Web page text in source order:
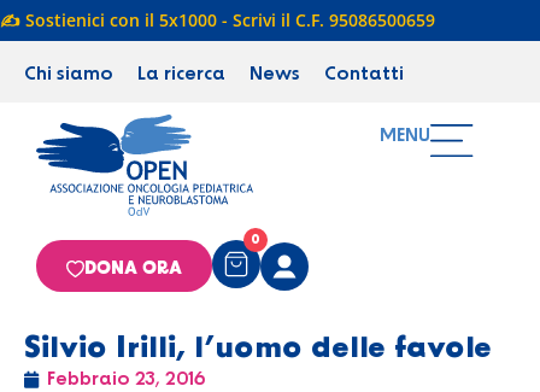
✍️ Sostienici con il 5x1000 - Scrivi il C.F. 95086500659
Chi siamo La ricerca News Contatti
MENU
0
DONA ORA
Silvio Irilli, l’uomo delle favole
Febbraio 23, 2016